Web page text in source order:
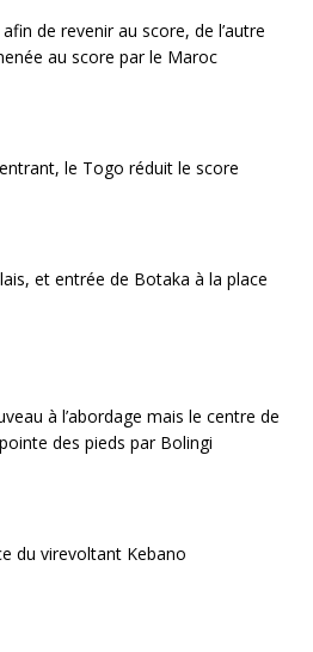
de revenir au score, de l’autre
au score par le Maroc
le Togo réduit le score
et entrée de Botaka à la place
à l’abordage mais le centre de
des pieds par Bolingi
du virevoltant Kebano